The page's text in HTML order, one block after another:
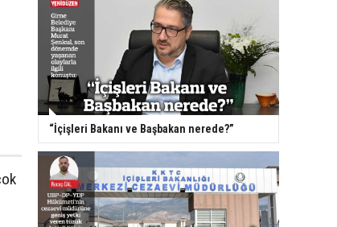
“İçişleri Bakanı ve Başbakan nerede?”